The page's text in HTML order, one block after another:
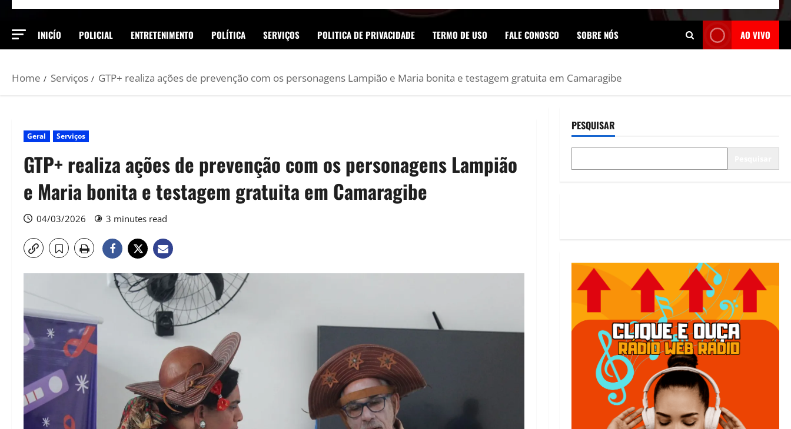
INICÍO POLICIAL ENTRETENIMENTO POLÍTICA SERVIÇOS POLITICA DE PRIVACIDADE TERMO DE USO FALE CONOSCO SOBRE NÓS AO VIVO
Home Serviços GTP+ realiza ações de prevenção com os personagens Lampião e Maria bonita e testagem gratuita em Camaragibe
Geral Serviços
GTP+ realiza ações de prevenção com os personagens Lampião
e Maria bonita e testagem gratuita em Camaragibe
04/03/2026 3 minutes read
PESQUISAR